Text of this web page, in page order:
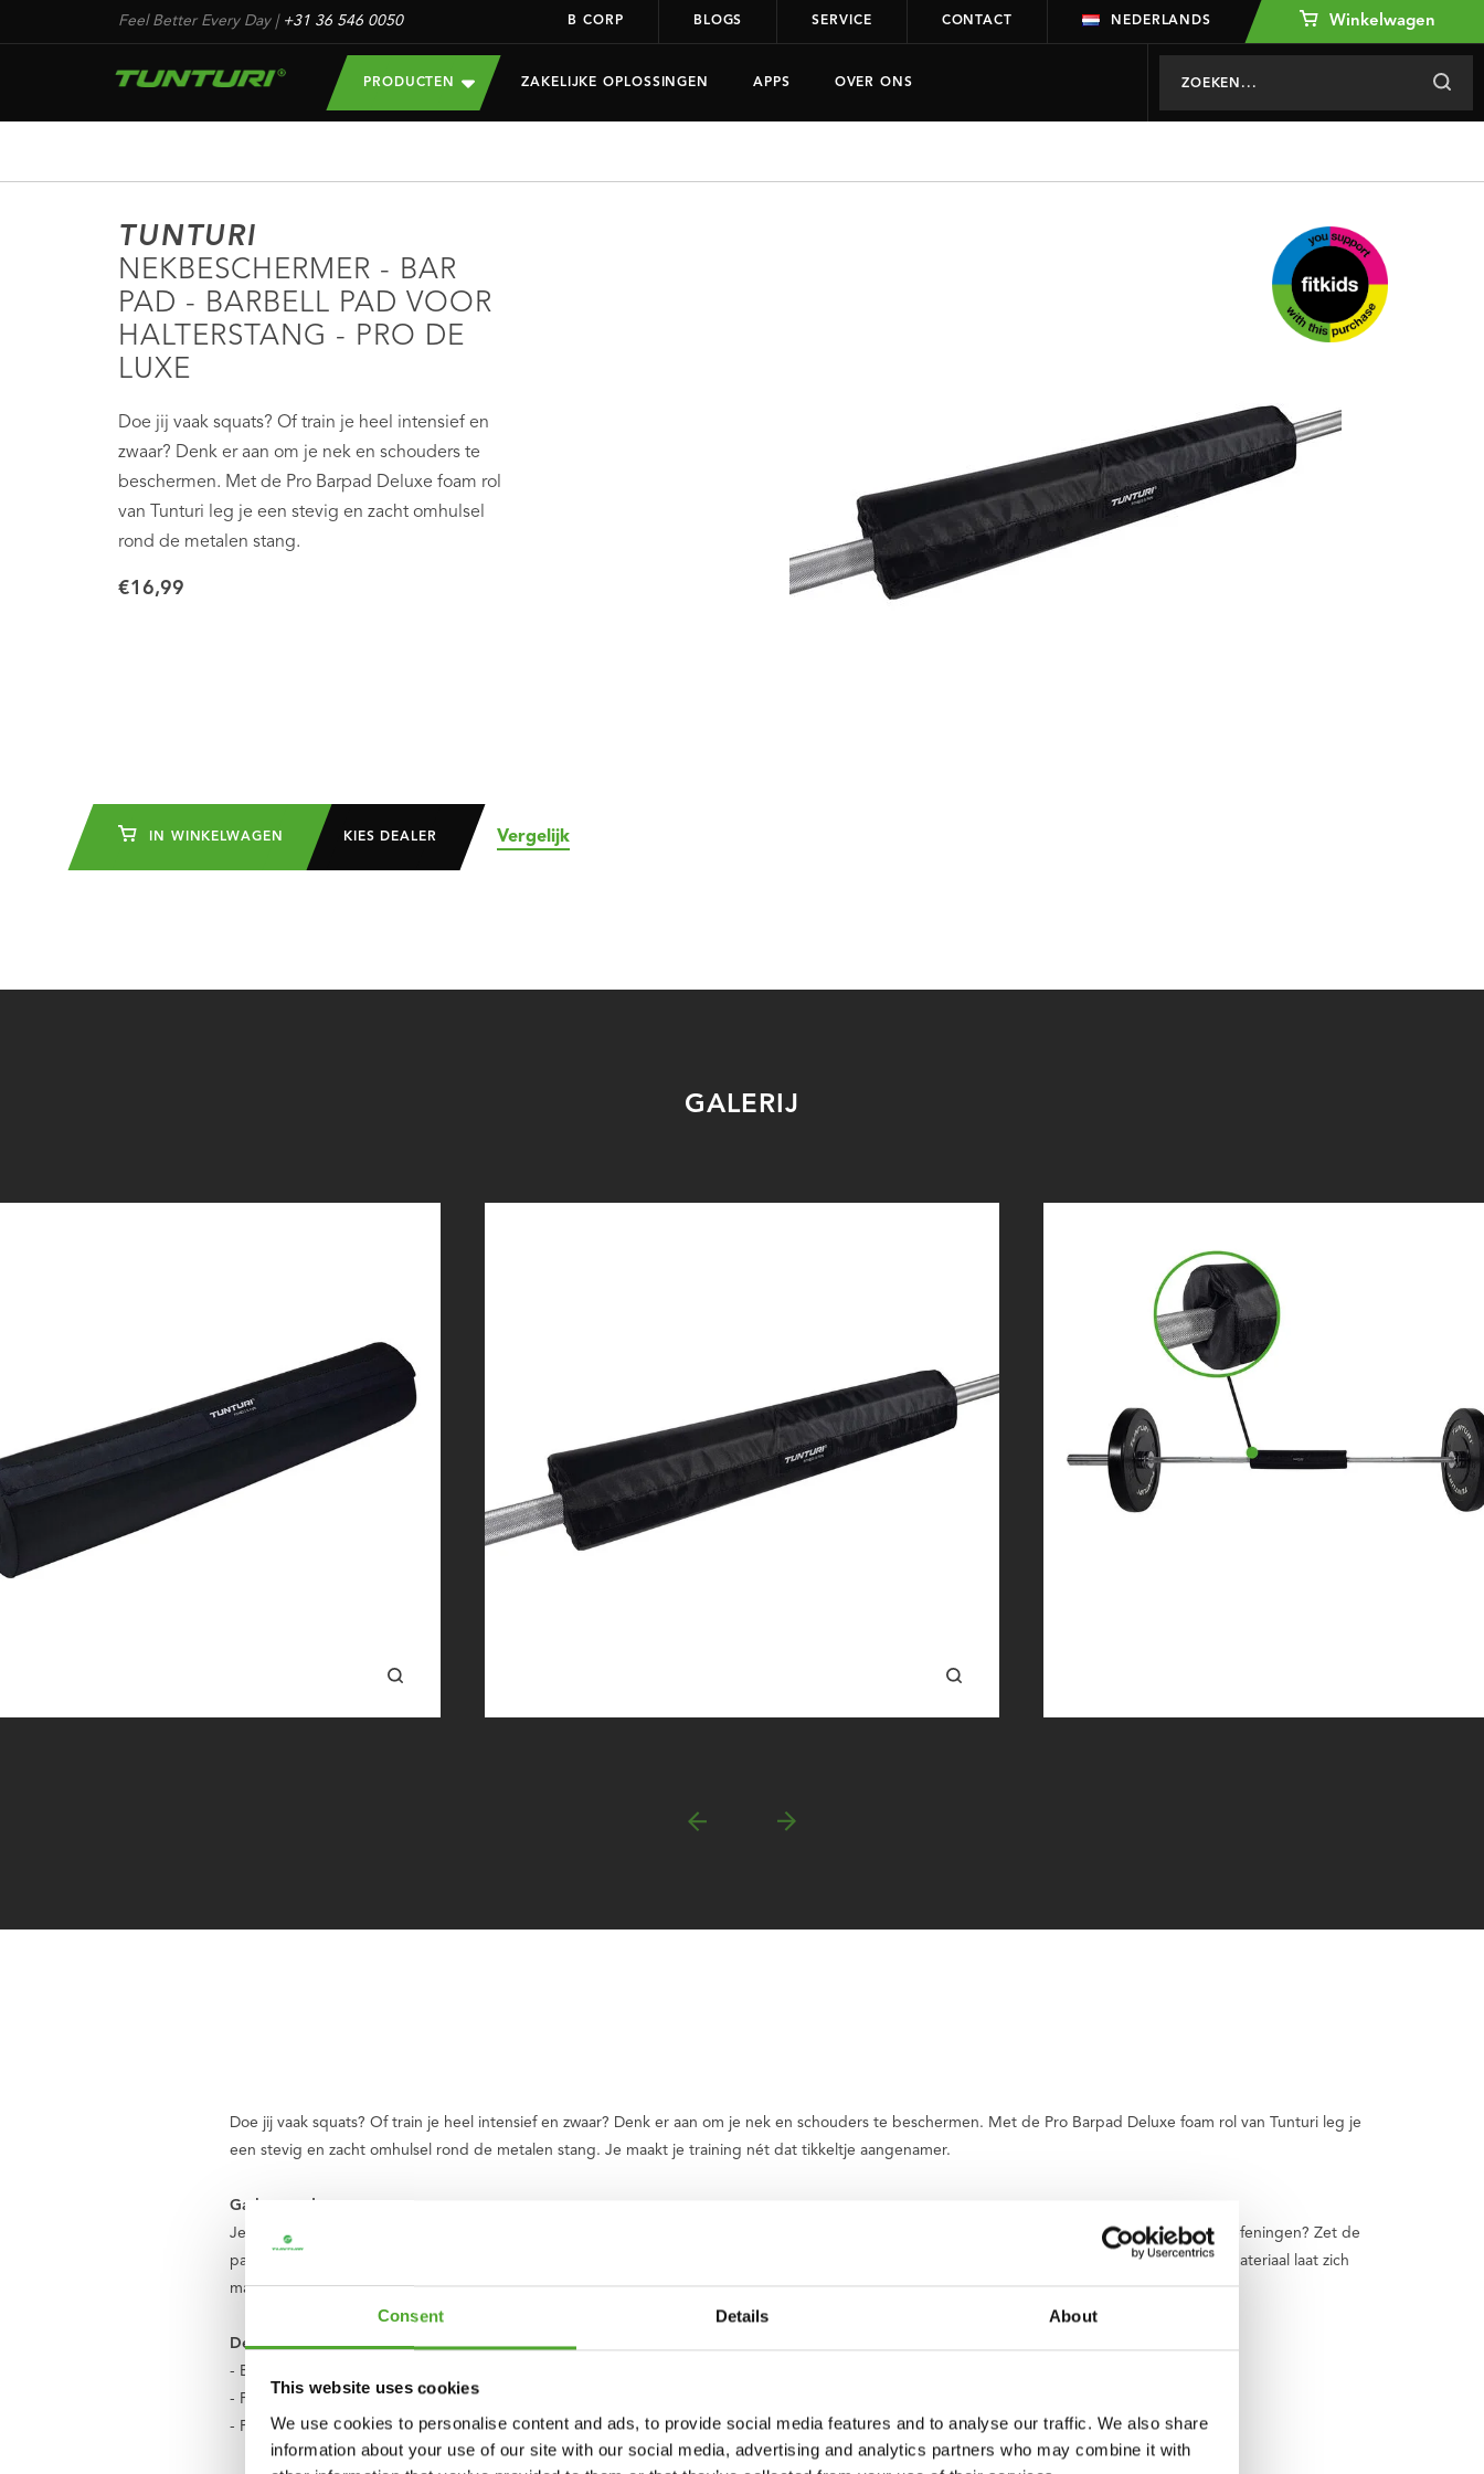
Consent Details About
This website uses cookies
We use cookies to personalise content and ads, to provide social media features and to analyse our traffic. We also share
information about your use of our site with our social media, advertising and analytics partners who may combine it with
Feel Better Every Day| +31 36 546 0050 B CORP BLOGS SERVICE CONTACT NEDERLANDS Winkelwagen
PRODUCTEN ZAKELIJKE OPLOSSINGEN APPS OVER ONS
TUNTURI
NEKBESCHERMER - BAR
PAD - BARBELL PAD VOOR
HALTERSTANG - PRO DE
LUXE
Doe jij vaak squats? Of train je heel intensief en
zwaar? Denk er aan om je nek en schouders te
beschermen. Met de Pro Barpad Deluxe foam rol
van Tunturi leg je een stevig en zacht omhulsel
rond de metalen stang.
€16,99
IN WINKELWAGEN KIES DEALER Vergelijk
GALERIJ
Doe jij vaak squats? Of train je heel intensief en zwaar? Denk er aan om je nek en schouders te beschermen. Met de Pro Barpad Deluxe foam rol van Tunturi leg je
een stevig en zacht omhulsel rond de metalen stang. Je maakt je training nét dat tikkeltje aangenamer.
Ga langer door
Je ondervindt geen hinder van de zware stang bij je training waardoor je met plezier een aantal squats meer doet. Doe je daarna nog andere oefeningen? Zet de
padding met de klittenbandsluiting in een handomdraai op de stang van een ander toestel. Het Pro Foam verzekert een intensief gebruik: dit materiaal laat zich
makkelijk schoonmaken.
De voordelen van de Tunturi Pro Barpad Deluxe
- Beschermt nek en schouders
- Past rond elke halterstang
- Pro Foam garandeert intensief gebruik